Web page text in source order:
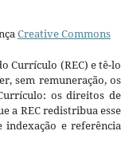
Creative Commons
Currículo (REC) e tê-lo
sem remuneração, os
os direitos de
a REC redistribua esse
indexação e referência